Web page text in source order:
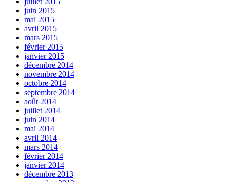
juin 2015
mai 2015
avril 2015
mars 2015
février 2015
janvier 2015
décembre 2014
novembre 2014
octobre 2014
septembre 2014
août 2014
juillet 2014
juin 2014
mai 2014
avril 2014
mars 2014
février 2014
janvier 2014
décembre 2013